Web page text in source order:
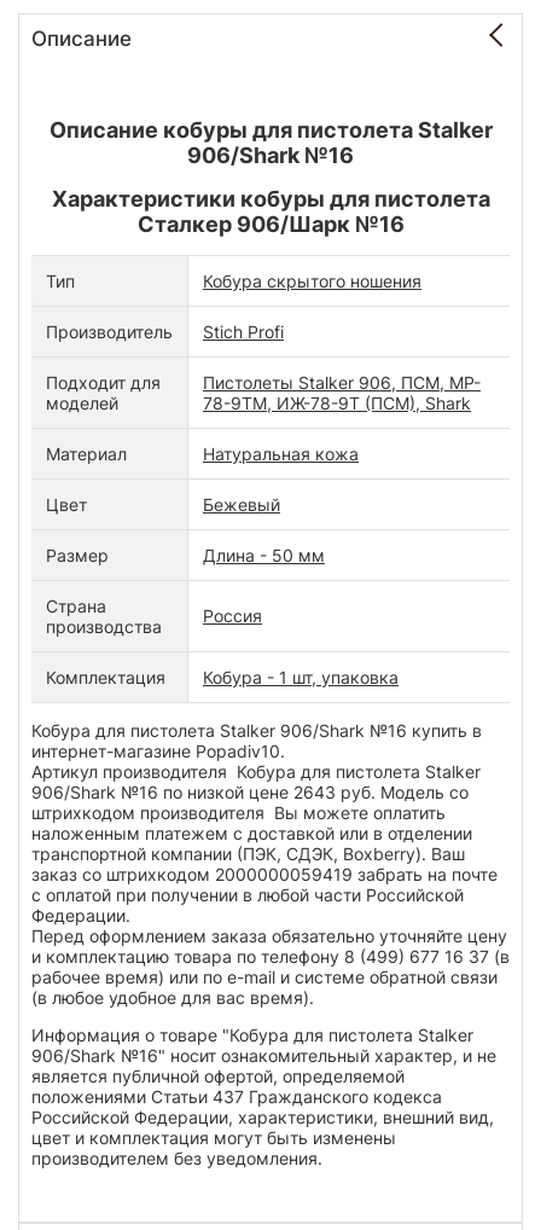
Описание
Описание кобуры для пистолета Stalker
906/Shark №16
Характеристики кобуры для пистолета
Сталкер 906/Шарк №16
Тип Кобура скрытого ношения
Производитель Stich Profi
Подходит для
моделей
Пистолеты Stalker 906, ПСМ, MP-
78-9TM, ИЖ-78-9Т (ПСМ), Shark
Материал Натуральная кожа
Цвет Бежевый
Размер Длина - 50 мм
Страна
производства
Россия
Комплектация Кобура - 1 шт, упаковка
Кобура для пистолета Stalker 906/Shark №16 купить в
интернет-магазине Popadiv10.
Артикул производителя Кобура для пистолета Stalker
906/Shark №16 по низкой цене 2643 руб. Модель со
штрихкодом производителя Вы можете оплатить
наложенным платежем с доставкой или в отделении
транспортной компании (ПЭК, СДЭК, Boxberry). Ваш
заказ со штрихкодом 2000000059419 забрать на почте
с оплатой при получении в любой части Российской
Федерации.
Перед оформлением заказа обязательно уточняйте цену
и комплектацию товара по телефону 8 (499) 677 16 37 (в
рабочее время) или по e-mail и системе обратной связи
(в любое удобное для вас время).
Информация о товаре "Кобура для пистолета Stalker
906/Shark №16" носит ознакомительный характер, и не
является публичной офертой, определяемой
положениями Статьи 437 Гражданского кодекса
Российской Федерации, характеристики, внешний вид,
цвет и комплектация могут быть изменены
производителем без уведомления.